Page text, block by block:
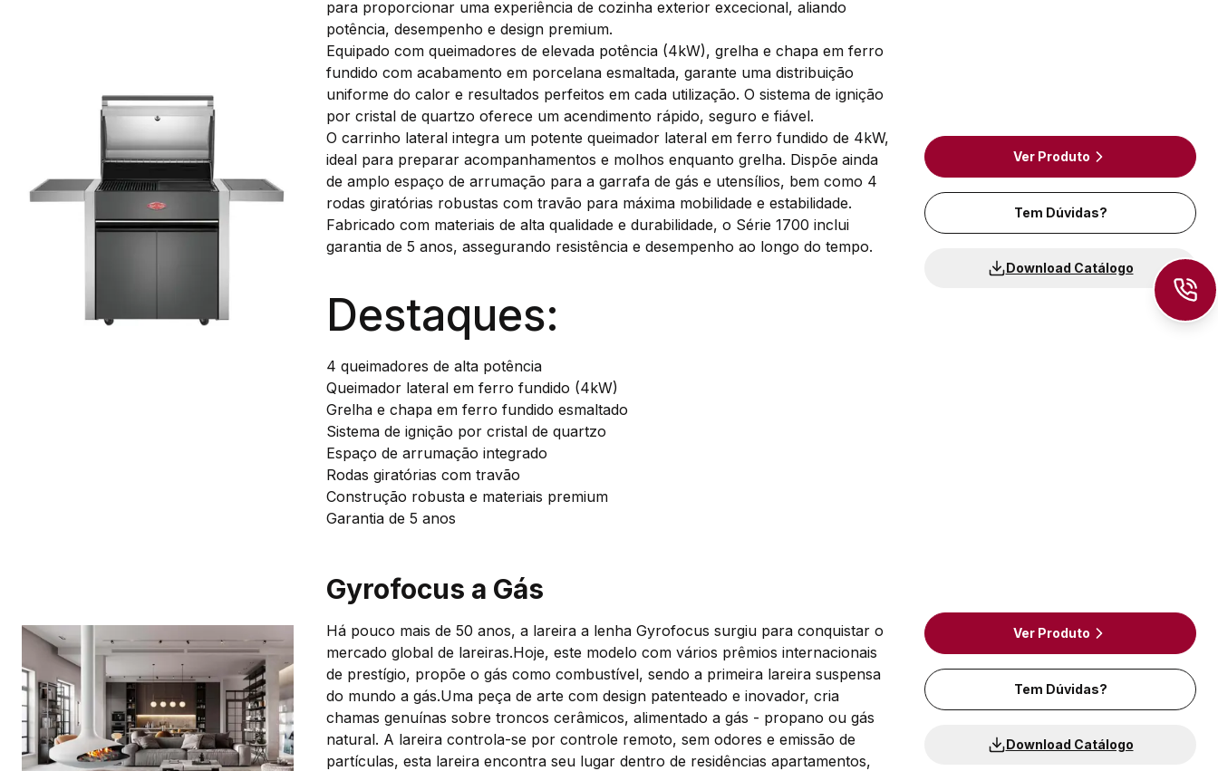
para proporcionar uma experiência de cozinha exterior excecional, aliando
potência, desempenho e design premium.
Equipado com queimadores de elevada potência (4kW), grelha e chapa em ferro
fundido com acabamento em porcelana esmaltada, garante uma distribuição
uniforme do calor e resultados perfeitos em cada utilização. O sistema de ignição
por cristal de quartzo oferece um acendimento rápido, seguro e fiável.
O carrinho lateral integra um potente queimador lateral em ferro fundido de 4kW,
ideal para preparar acompanhamentos e molhos enquanto grelha. Dispõe ainda
de amplo espaço de arrumação para a garrafa de gás e utensílios, bem como 4
rodas giratórias robustas com travão para máxima mobilidade e estabilidade.
Fabricado com materiais de alta qualidade e durabilidade, o Série 1700 inclui
garantia de 5 anos, assegurando resistência e desempenho ao longo do tempo.
Destaques:
4 queimadores de alta potência
Queimador lateral em ferro fundido (4kW)
Grelha e chapa em ferro fundido esmaltado
Sistema de ignição por cristal de quartzo
Espaço de arrumação integrado
Rodas giratórias com travão
Construção robusta e materiais premium
Garantia de 5 anos
Ver Produto
Tem Dúvidas?
Download Catálogo
Gyrofocus a Gás
Há pouco mais de 50 anos, a lareira a lenha Gyrofocus surgiu para conquistar o
mercado global de lareiras.Hoje, este modelo com vários prêmios internacionais
de prestígio, propõe o gás como combustível, sendo a primeira lareira suspensa
do mundo a gás.Uma peça de arte com design patenteado e inovador, cria
chamas genuínas sobre troncos cerâmicos, alimentado a gás - propano ou gás
natural. A lareira controla-se por controle remoto, sem odores e emissão de
partículas, esta lareira encontra seu lugar dentro de residências apartamentos,
Ver Produto
Tem Dúvidas?
Download Catálogo